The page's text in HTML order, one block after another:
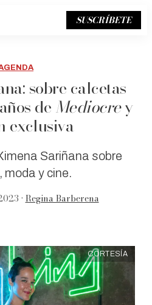
SUSCRÍBETE
sobre calcetas
de Mediocrey
exclusiva
Sariñana sobre
moda y cine.
• Regina Barberena
CORTESÍA